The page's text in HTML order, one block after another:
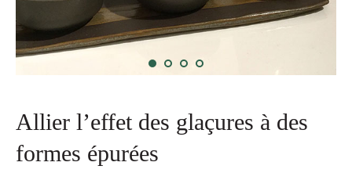
Allier l’effet des glaçures à des
formes épurées